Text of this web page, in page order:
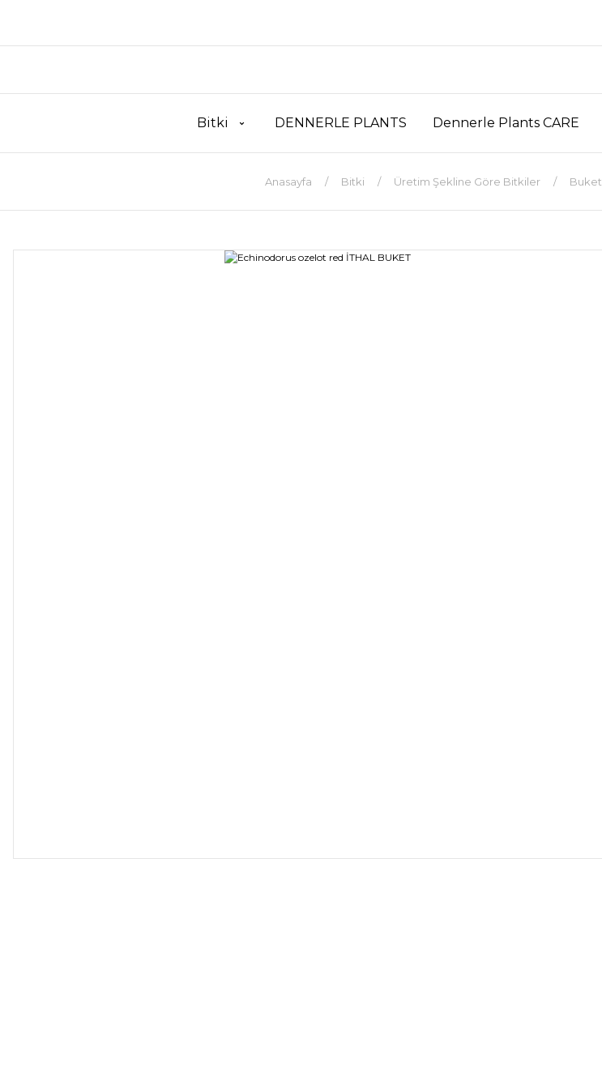
Bitki DENNERLE PLANTS Dennerle Plants CARE
Anasayfa Bitki Üretim Şekline Göre Bitkiler Buket